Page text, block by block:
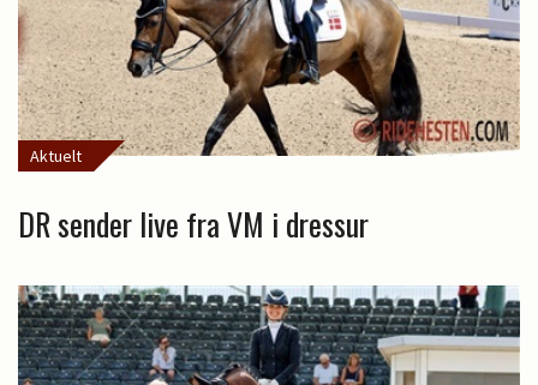
Aktuelt
DR sender live fra VM i dressur